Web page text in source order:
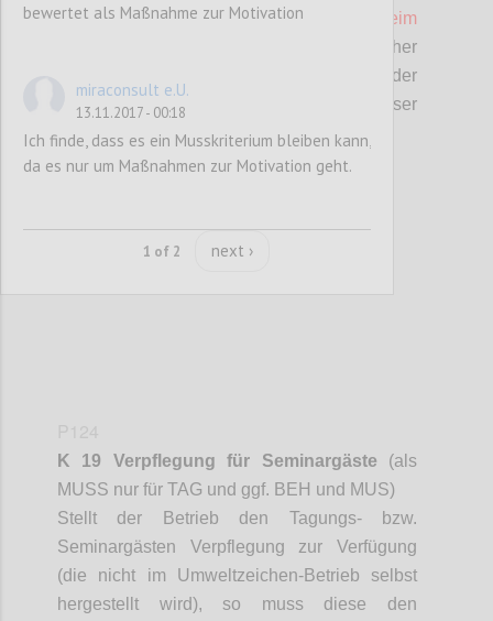
durch entsprechende Kennzeichnungen beim
wird auf die Herkunft wesentlicher
Zutaten bzw. der gewählten Kategorien der
regionalen Herkunft hingewiesen (z.B. „unser
Fleisch stammt von ... aus ...“ o.ä.).
K 19 Verpflegung für Seminargäste (als
MUSS nur für TAG und ggf. BEH und MUS)
Stellt der Betrieb den Tagungs- bzw.
Seminargästen Verpflegung zur Verfügung
(die nicht im Umweltzeichen-Betrieb selbst
hergestellt wird), so muss diese den
bewertet als Maßnahme zur Motivation
miraconsult e.U.
13.11.2017 - 00:18
Ich finde, dass es ein Musskriterium bleiben kann,
da es nur um Maßnahmen zur Motivation geht.
1 of 2 next ›